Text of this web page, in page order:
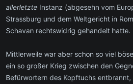
allerletzte Instanz (abgesehn vom
Strassburg und dem Weltgericht in
Schavan rechtswidrig gehandelt hatte.
Mittlerweile war aber schon so viel
ein so großer Krieg zwischen den
Befürwortern des Kopftuchs